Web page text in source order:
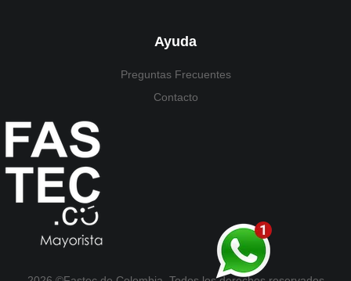
Ayuda
Preguntas Frecuentes
Contacto